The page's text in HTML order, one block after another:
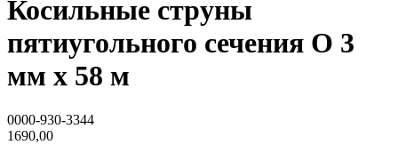
Косильные струны
пятиугольного сечения O 3
мм x 58 м
0000-930-3344
1690,00